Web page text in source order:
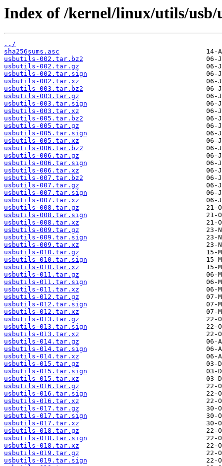
Index of /kernel/linux/utils/usb/
../
sha256sums.asc
usbutils-002.tar.bz2
usbutils-002.tar.gz
usbutils-002.tar.sign
usbutils-002.tar.xz
usbutils-003.tar.bz2
usbutils-003.tar.gz
usbutils-003.tar.sign
usbutils-003.tar.xz
usbutils-005.tar.bz2
usbutils-005.tar.gz
usbutils-005.tar.sign
usbutils-005.tar.xz
usbutils-006.tar.bz2
usbutils-006.tar.gz
usbutils-006.tar.sign
usbutils-006.tar.xz
usbutils-007.tar.bz2
usbutils-007.tar.gz
usbutils-007.tar.sign
usbutils-007.tar.xz
usbutils-008.tar.gz
usbutils-008.tar.sign
usbutils-008.tar.xz
usbutils-009.tar.gz
usbutils-009.tar.sign
usbutils-009.tar.xz
usbutils-010.tar.gz
usbutils-010.tar.sign
usbutils-010.tar.xz
usbutils-011.tar.gz
usbutils-011.tar.sign
usbutils-011.tar.xz
usbutils-012.tar.gz
usbutils-012.tar.sign
usbutils-012.tar.xz
usbutils-013.tar.gz
usbutils-013.tar.sign
usbutils-013.tar.xz
usbutils-014.tar.gz
usbutils-014.tar.sign
usbutils-014.tar.xz
usbutils-015.tar.gz
usbutils-015.tar.sign
usbutils-015.tar.xz
usbutils-016.tar.gz
usbutils-016.tar.sign
usbutils-016.tar.xz
usbutils-017.tar.gz
usbutils-017.tar.sign
usbutils-017.tar.xz
usbutils-018.tar.gz
usbutils-018.tar.sign
usbutils-018.tar.xz
usbutils-019.tar.gz
usbutils-019.tar.sign